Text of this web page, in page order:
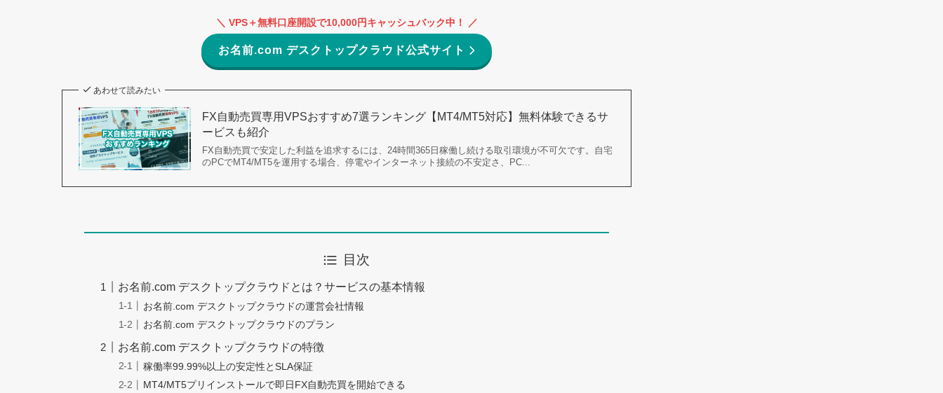
＼ VPS＋無料口座開設で10,000円キャッシュバック中！ ／
お名前.com デスクトップクラウド公式サイト
あわせて読みたい
FX自動売買専用VPSおすすめ7選ランキング【MT4/MT5対応】無料体験できるサ
ービスも紹介
FX自動売買で安定した利益を追求するには、24時間365日稼働し続ける取引環境が不可欠です。自宅
のPCでMT4/MT5を運用する場合、停電やインターネット接続の不安定さ、PC...
目次
お名前.com デスクトップクラウドとは？サービスの基本情報
お名前.com デスクトップクラウドの運営会社情報
お名前.com デスクトップクラウドのプラン
お名前.com デスクトップクラウドの特徴
稼働率99.99%以上の安定性とSLA保証
MT4/MT5プリインストールで即日FX自動売買を開始できる